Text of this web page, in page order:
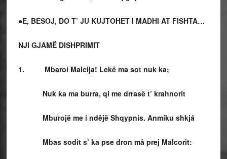
●E, BESOJ, DO T’ JU KUJTOHET I MADHI AT FISHTA…
NJI GJAMË DISHPRIMIT
1. Mbaroi Malcija! Lekë ma sot nuk ka;
Nuk ka ma burra, qi me drrasë t’ krahnorit
Mburojë me i ndêjë Shqypnis. Anmiku shkjá
Mbas sodit s’ ka pse dron mâ prej Malcorit: